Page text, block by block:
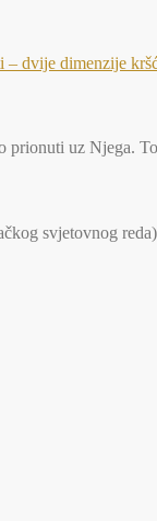
dvije dimenzije
prionuti uz Njega.
svjetovnog